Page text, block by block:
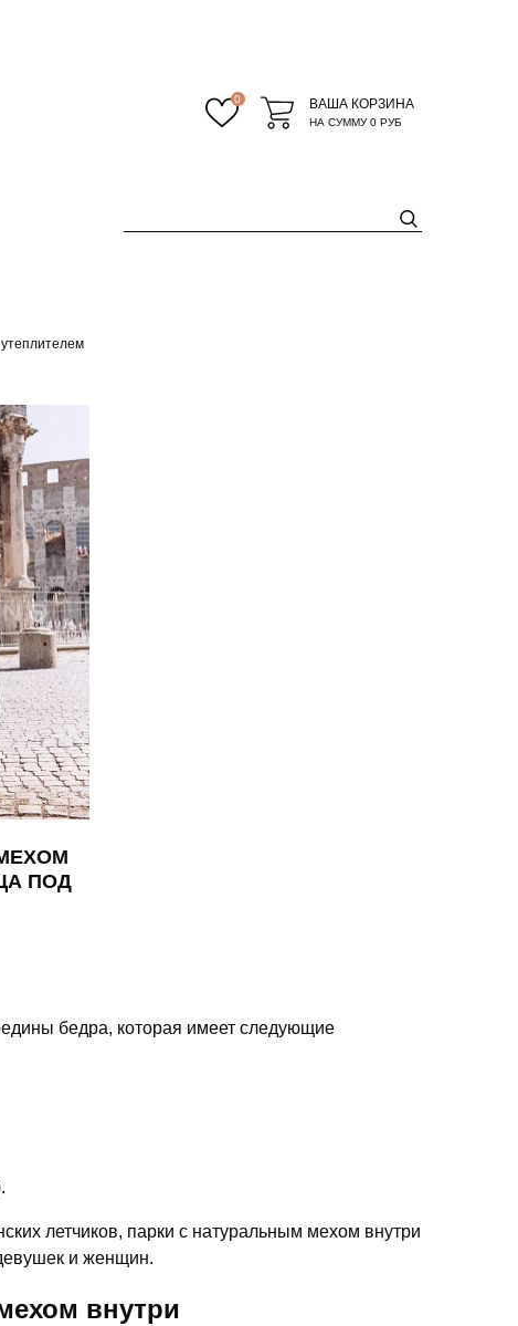
0 ВАША КОРЗИНА
НА СУММУ0 РУБ
ПОД
бедра, которая имеет следующие
летчиков, парки с натуральным мехом внутри
и женщин.
внутри